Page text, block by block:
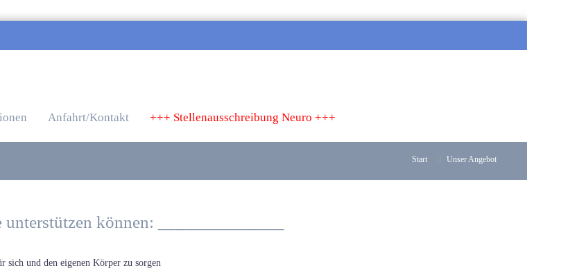
Anfahrt/Kontakt +++ Stellenausschreibung Neuro +++
Start Unser Angebot
können: ______________
sich und den eigenen Körper zu sorgen